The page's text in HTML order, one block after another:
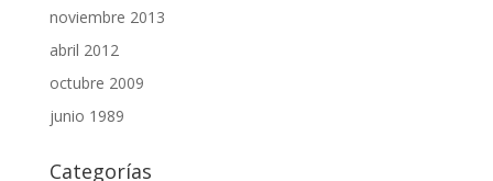
noviembre 2013
abril 2012
octubre 2009
junio 1989
Categorías